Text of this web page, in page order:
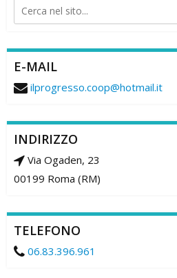
E-MAIL
ilprogresso.coop@hotmail.it
INDIRIZZO
Via Ogaden, 23
00199 Roma (RM)
TELEFONO
06.83.396.961